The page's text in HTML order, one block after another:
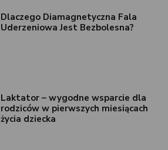
Dlaczego Diamagnetyczna Fala
Uderzeniowa Jest Bezbolesna?
Laktator – wygodne wsparcie dla
rodziców w pierwszych miesiącach
życia dziecka